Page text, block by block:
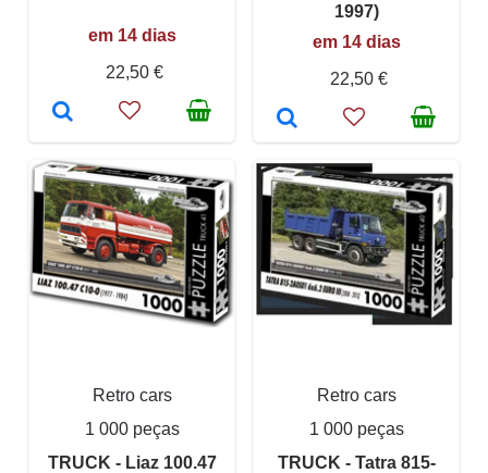
em 14 dias
22,50 €
1997)
em 14 dias
22,50 €
Retro cars
1 000 peças
TRUCK - Liaz 100.47
Retro cars
1 000 peças
TRUCK - Tatra 815-